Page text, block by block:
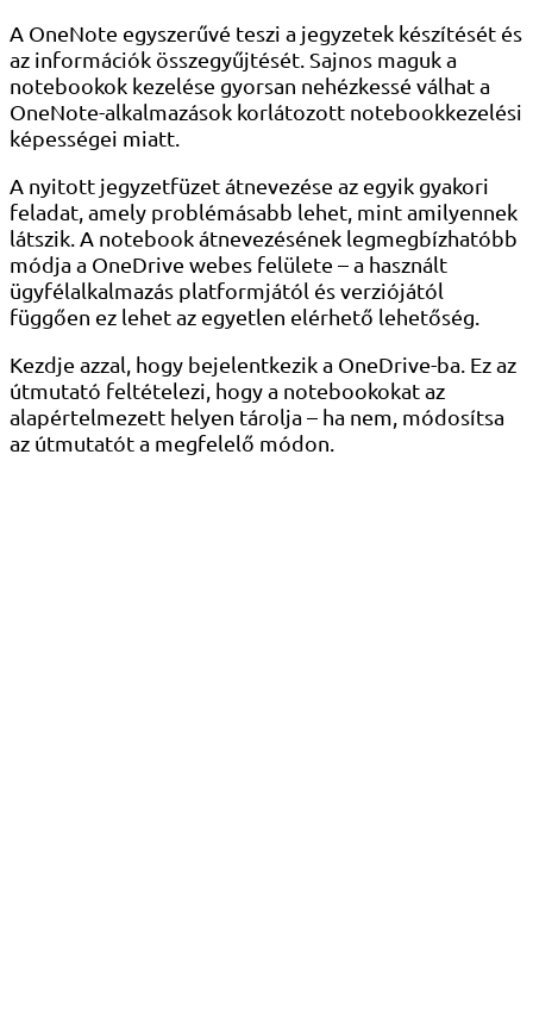
A OneNote egyszerűvé teszi a jegyzetek készítését és
az információk összegyűjtését. Sajnos maguk a
notebookok kezelése gyorsan nehézkessé válhat a
OneNote-alkalmazások korlátozott notebookkezelési
képességei miatt.
A nyitott jegyzetfüzet átnevezése az egyik gyakori
feladat, amely problémásabb lehet, mint amilyennek
látszik. A notebook átnevezésének legmegbízhatóbb
módja a OneDrive webes felülete – a használt
ügyfélalkalmazás platformjától és verziójától
függően ez lehet az egyetlen elérhető lehetőség.
Kezdje azzal, hogy bejelentkezik a OneDrive-ba. Ez az
útmutató feltételezi, hogy a notebookokat az
alapértelmezett helyen tárolja – ha nem, módosítsa
az útmutatót a megfelelő módon.